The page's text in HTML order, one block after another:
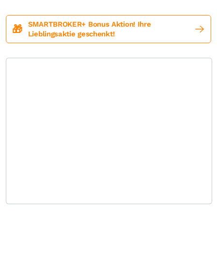
🎁
SMARTBROKER+ Bonus Aktion! Ihre
Lieblingsaktie geschenkt!